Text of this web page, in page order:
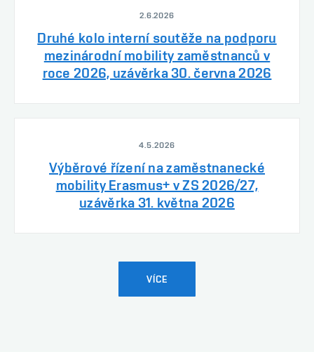
2.6.2026
Druhé kolo interní soutěže na podporu
mezinárodní mobility zaměstnanců v
roce 2026, uzávěrka 30. června 2026
4.5.2026
Výběrové řízení na zaměstnanecké
mobility Erasmus+ v ZS 2026/27,
uzávěrka 31. května 2026
VÍCE